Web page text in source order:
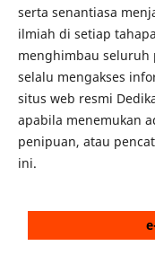
serta senantiasa
ilmiah di setiap
menghimbau seluruh
selalu mengakses
situs web resmi
apabila menemukan
penipuan, atau
ini.